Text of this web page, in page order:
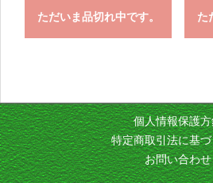
ただいま品切れ中です。 た
個人情報保護
特定商取引法に基
お問い合わせ